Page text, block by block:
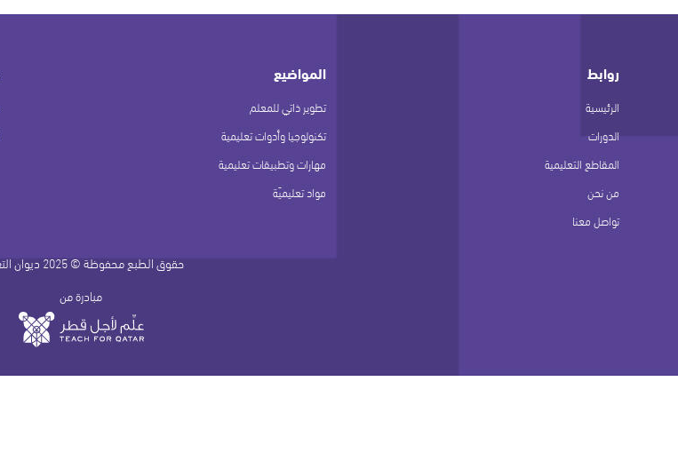
المواضيع
تطوير ذاتي للمعلم
تكنولوجيا وأدوات تعليمية
مهارات وتطبيقات تعليمية
مواد تعليميّة
روابط
الرئيسية
الدورات
المقاطع التعليمية
من نحن
تواصل معنا
حقوق الطبع محفوظة © 2025 ديوان التعليم.
مبادرة من